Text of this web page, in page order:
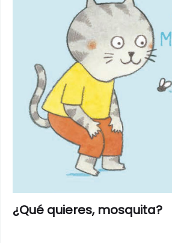
¿Qué quieres, mosquita?